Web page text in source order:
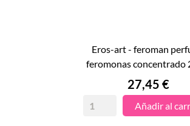
VISTA
eros-art - feroman perfume
feromonas concentrado
Precio
27,45 €
Añadir al